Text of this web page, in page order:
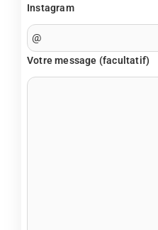
Instagram
Votre message (facultatif)